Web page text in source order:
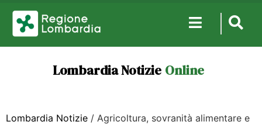
Lombardia Notizie Online
Lombardia Notizie / Agricoltura, sovranità alimentare e